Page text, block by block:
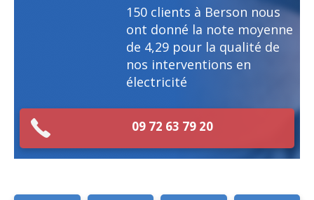
150 clients à Berson nous
ont donné la note moyenne
de 4,29 pour la qualité de
nos interventions en
électricité
09 72 63 79 20